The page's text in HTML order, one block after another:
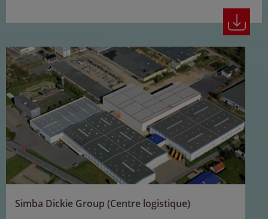
Simba Dickie Group (Centre logistique)